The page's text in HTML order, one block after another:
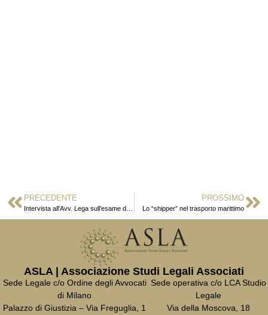
PRECEDENTE PROSSIMO
Lo “shipper” nel trasporto marittimo
ASLA | Associazione Studi Legali Associati
Sede Legale c/o Ordine degli Avvocati
di Milano
Palazzo di Giustizia – Via Freguglia, 1
Sede operativa c/o LCA Studio
Legale
Via della Moscova, 18